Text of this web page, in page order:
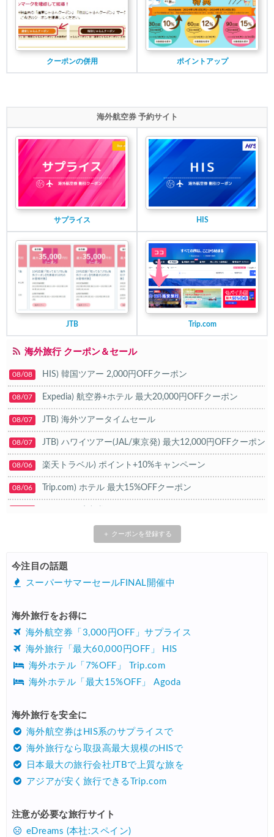
クーポンの併用 ポイントアップ
海外航空券 予約サイト
サプライス HIS
JTB Trip.com
海外旅行 クーポン＆セール
08/08 HIS) 韓国ツアー 2,000円OFFクーポン
08/07 Expedia) 航空券+ホテル 最大20,000円OFFクーポン
08/07 JTB) 海外ツアータイムセール
08/07 JTB) ハワイツアー(JAL/東京発) 最大12,000円OFFクーポン
08/06 楽天トラベル) ポイント+10%キャンペーン
08/06 Trip.com) ホテル 最大15%OFFクーポン
楽天トラベル) 海外ツアー 最大20,000円OFFクーポン
08/04 HIS) 航空券/航空券+ホテル 最大30,000円CB
08/01 エアトリ) 海外航空券(60日前) 1,000円OFFクーポン
08/01 Trip.com) 海外航空券1%OFFクーポン TRIP2
07/30 Trip.com) ホテル 1,500円OFFクーポン
07/30 楽天トラベル) 海外ツアー 最大10,000円OFFクーポン
07/30 Trip.com) 航空券 1,500円OFFクーポン
07/27 Trip.com) NY/ロンドン/タイ ホテル 10%OFFクーポン
07/25 楽天トラベル) 海外ツアー 最大30,000円OFFクーポン
＋ クーポンを登録する
今注目の話題
スーパーサマーセールFINAL開催中
海外旅行をお得に
海外航空券「3,000円OFF」サプライス
海外旅行「最大60,000円OFF」 HIS
海外ホテル「7%OFF」 Trip.com
海外ホテル「最大15%OFF」 Agoda
海外旅行を安全に
海外航空券はHIS系のサプライスで
海外旅行なら取扱高最大規模のHISで
日本最大の旅行会社JTBで上質な旅を
アジアが安く旅行できるTrip.com
注意が必要な旅行サイト
eDreams (本社:スペイン)